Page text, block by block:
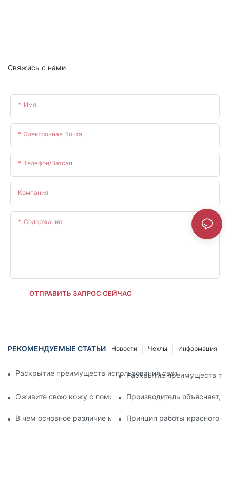
Свяжись с нами
Имя
Электронная Почта
Телефон/ватсап
Компания
Содержание
ОТПРАВИТЬ ЗАПРОС СЕЙЧАС
РЕКОМЕНДУЕМЫЕ СТАТЬИ Информация
Чехлы
Новости
Раскрытие преимуществ использования светодиодной
Раскрытие преимуществ
Оживите свою кожу с помощью светодиодной панели для
Производитель объясняет,
В чем основное различие между инфракрасными и
Принцип работы красного